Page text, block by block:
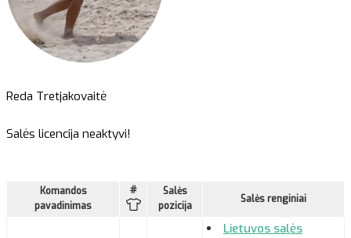
Reda Tretjakovaitė
Salės licencija neaktyvi!
Komandos
pavadinimas
#
Salės
pozicija
Salės renginiai
Lietuvos salės